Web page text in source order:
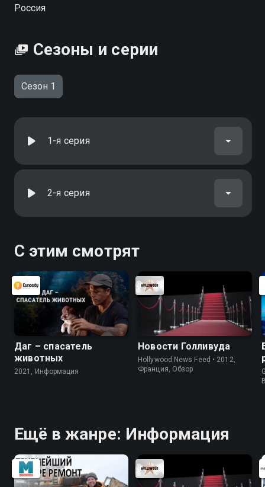
Россия
Сезоны и серии
Сезон 1
1-я серия
2-я серия
С этим смотрят
Даг – спасатель
животных
2021, Информация
Новости Голливуда
Hollywood News Feed • 2012,
Франция, Обзор
Ещё в жанре: Информация